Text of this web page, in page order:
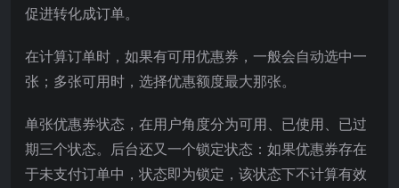
促进转化成订单。
在计算订单时，如果有可用优惠券，一般会自动选中一
张；多张可用时，选择优惠额度最大那张。
单张优惠券状态，在用户角度分为可用、已使用、已过
期三个状态。后台还又一个锁定状态：如果优惠券存在
于未支付订单中，状态即为锁定，该状态下不计算有效